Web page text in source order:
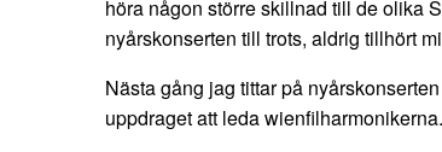
höra någon större skillnad till de olika
nyårskonserten till trots, aldrig tillhört
Nästa gång jag tittar på
uppdraget att leda